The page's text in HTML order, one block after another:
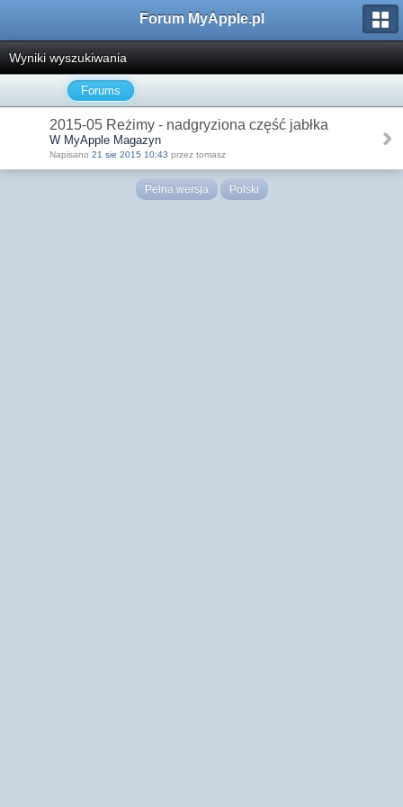
Forum MyApple.pl
Wyniki wyszukiwania
Forums
2015-05 Reżimy - nadgryziona część jabłka
W MyApple Magazyn
Napisano 21 sie 2015 10:43 przez tomasz
Pełna wersja Polski